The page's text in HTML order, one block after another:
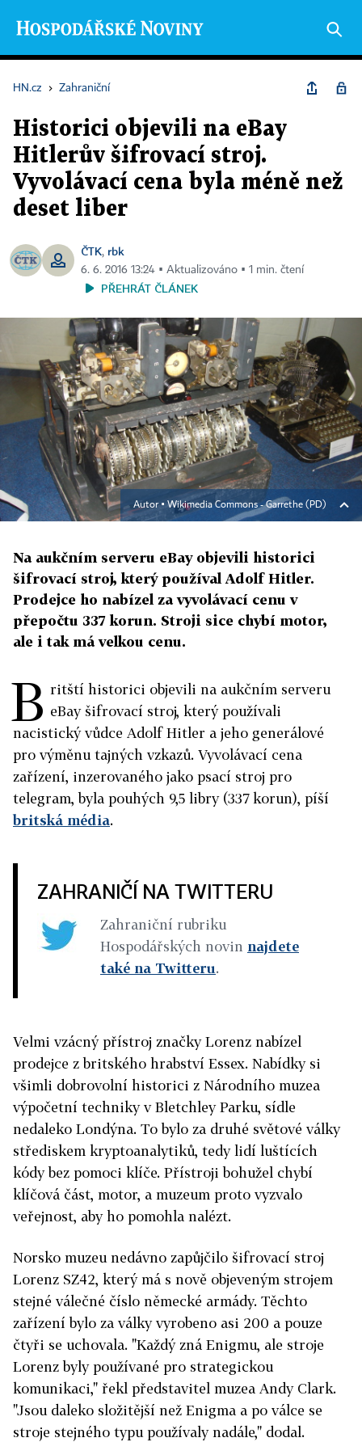
HN.cz › Zahraniční
Historici objevili na eBay
Hitlerův šifrovací stroj.
Vyvolávací cena byla méně než
deset liber
ČTK, rbk
6. 6. 2016 13:24 ▪ Aktualizováno ▪ 1 min. čtení
PŘEHRÁT ČLÁNEK
Autor ▪ Wikimedia Commons - Garrethe (PD)
Na aukčním serveru eBay objevili historici
šifrovací stroj, který používal Adolf Hitler.
Prodejce ho nabízel za vyvolávací cenu v
přepočtu 337 korun. Stroji sice chybí motor,
ale i tak má velkou cenu.
B ritští historici objevili na aukčním serveru
eBay šifrovací stroj, který používali
nacistický vůdce Adolf Hitler a jeho generálové
pro výměnu tajných vzkazů. Vyvolávací cena
zařízení, inzerovaného jako psací stroj pro
telegram, byla pouhých 9,5 libry (337 korun), píší
britská média.
ZAHRANIČÍ NA TWITTERU
Zahraniční rubriku
Hospodářských novin najdete
také na Twitteru.
Velmi vzácný přístroj značky Lorenz nabízel
prodejce z britského hrabství Essex. Nabídky si
všimli dobrovolní historici z Národního muzea
výpočetní techniky v Bletchley Parku, sídle
nedaleko Londýna. To bylo za druhé světové války
střediskem kryptoanalytiků, tedy lidí luštících
kódy bez pomoci klíče. Přístroji bohužel chybí
klíčová část, motor, a muzeum proto vyzvalo
veřejnost, aby ho pomohla nalézt.
Norsko muzeu nedávno zapůjčilo šifrovací stroj
Lorenz SZ42, který má s nově objeveným strojem
stejné válečné číslo německé armády. Těchto
zařízení bylo za války vyrobeno asi 200 a pouze
čtyři se uchovala. "Každý zná Enigmu, ale stroje
Lorenz byly používané pro strategickou
komunikaci," řekl představitel muzea Andy Clark.
"Jsou daleko složitější než Enigma a po válce se
stroje stejného typu používaly nadále," dodal.